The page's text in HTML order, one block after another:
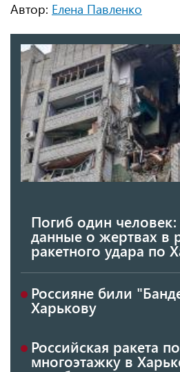
Автор: Елена Павленко
Погиб один
данные о жертвах в
ракетного удара по
Россияне били
Харькову
Российская ракета
многоэтажку в